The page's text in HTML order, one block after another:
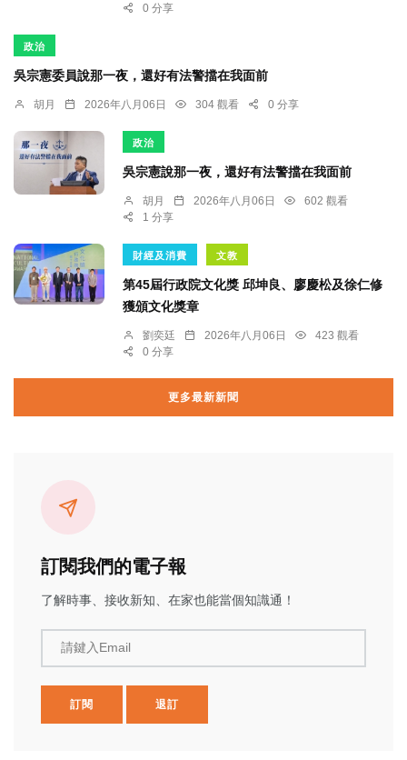
0 分享
政治
吳宗憲委員說那一夜，還好有法警擋在我面前
胡月 2026年八月06日 304 觀看 0 分享
政治
吳宗憲說那一夜，還好有法警擋在我面前
胡月 2026年八月06日
602 觀看
1 分享
財經及消費 文教
第45屆行政院文化獎 邱坤良、廖慶松及徐仁修
獲頒文化獎章
劉奕廷 2026年八月06日
423 觀看
0 分享
更多最新新聞
訂閱我們的電子報
了解時事、接收新知、在家也能當個知識通！
請鍵入Email
訂閱 退訂